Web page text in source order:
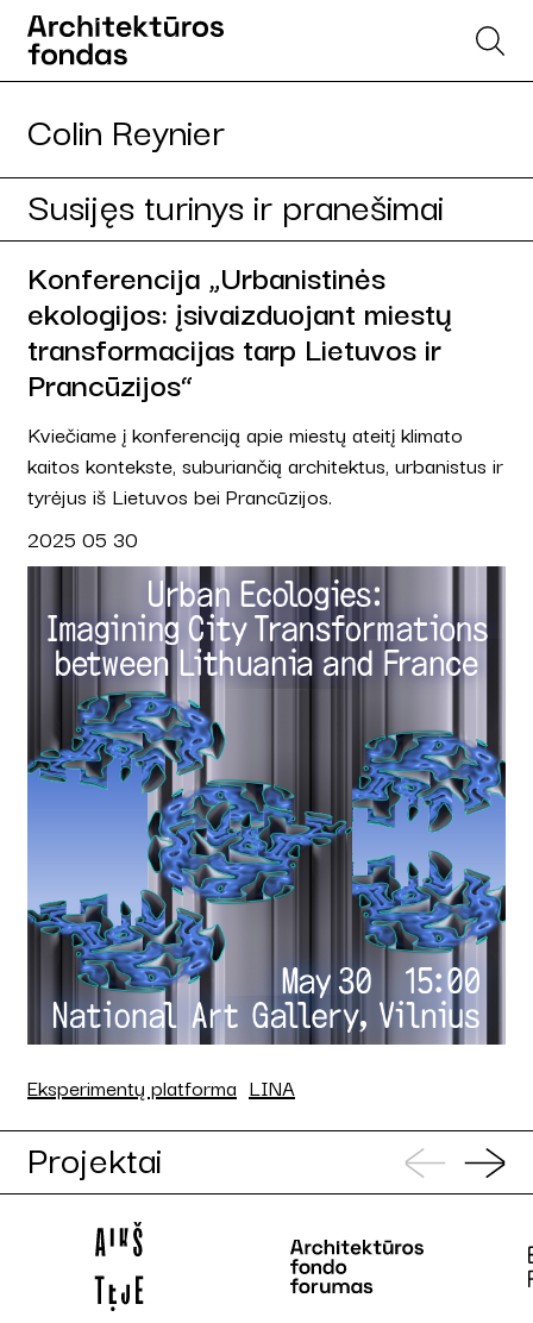
Colin Reynier
Susijęs turinys ir pranešimai
Konferencija „Urbanistinės
ekologijos: įsivaizduojant miestų
transformacijas tarp Lietuvos ir
Prancūzijos“
Kviečiame į konferenciją apie miestų ateitį klimato
kaitos kontekste, suburiančią architektus, urbanistus ir
tyrėjus iš Lietuvos bei Prancūzijos.
2025 05 30
Eksperimentų platforma LINA
Projektai